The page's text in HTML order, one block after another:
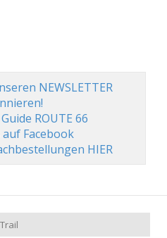
NEWSLETTER
ROUTE 66
Facebook
HIER